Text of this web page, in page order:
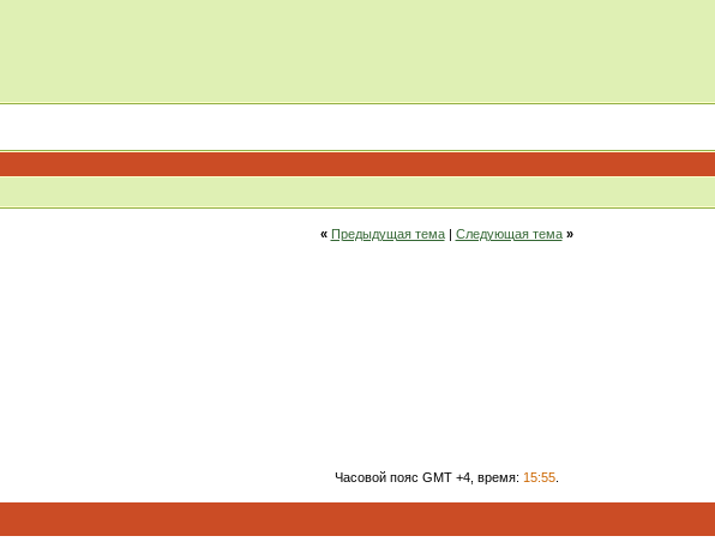
« Предыдущая тема| Следующая тема »
Часовой пояс GMT +4, время: 15:55.